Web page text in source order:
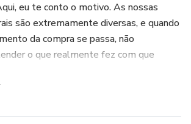
eu te conto o motivo. As nossas
são extremamente diversas, e quando
da compra se passa, não
o que realmente fez com que
a sua estrutura física?